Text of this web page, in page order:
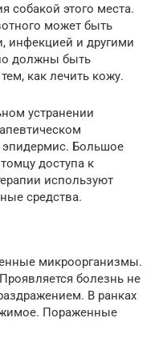
собакой этого места.
может быть
инфекцией и другими
должны быть
как лечить кожу.
устранении
Большое
доступа к
используют
средства.
микроорганизмы.
болезнь не
В ранках
Пораженные